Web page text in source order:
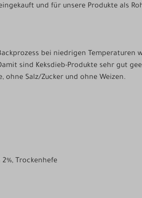
und für unsere Produkte als
bei niedrigen
sind Keksdieb-Produkte sehr gut
Salz/Zucker und ohne Weizen.
Trockenhefe